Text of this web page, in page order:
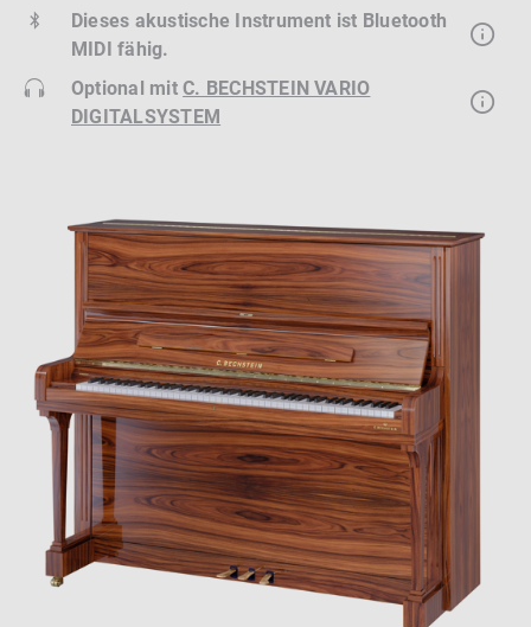
Dieses akustische Instrument ist Bluetooth
MIDI fähig.
Optional mitC. BECHSTEIN VARIO
DIGITALSYSTEM